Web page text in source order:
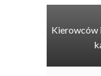
Kierowców